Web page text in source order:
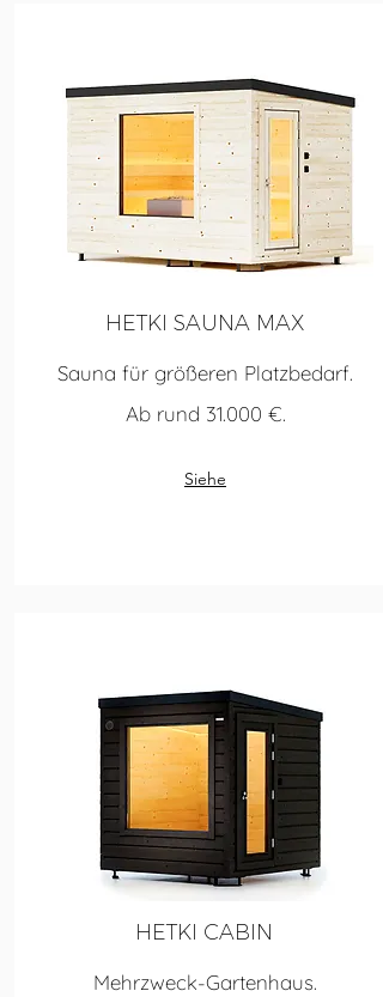
HETKI SAUNA MAX
Sauna für größeren Platzbedarf.
Ab rund 31.000 €.
Siehe
HETKI CABIN
Mehrzweck-Gartenhaus.